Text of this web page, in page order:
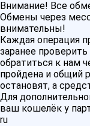
Внимание! Все
Обмены через
внимательны!
Каждая операция
заранее
обратиться к нам
пройдена и общий
остановят, а
Для
ваш кошелёк у
ru